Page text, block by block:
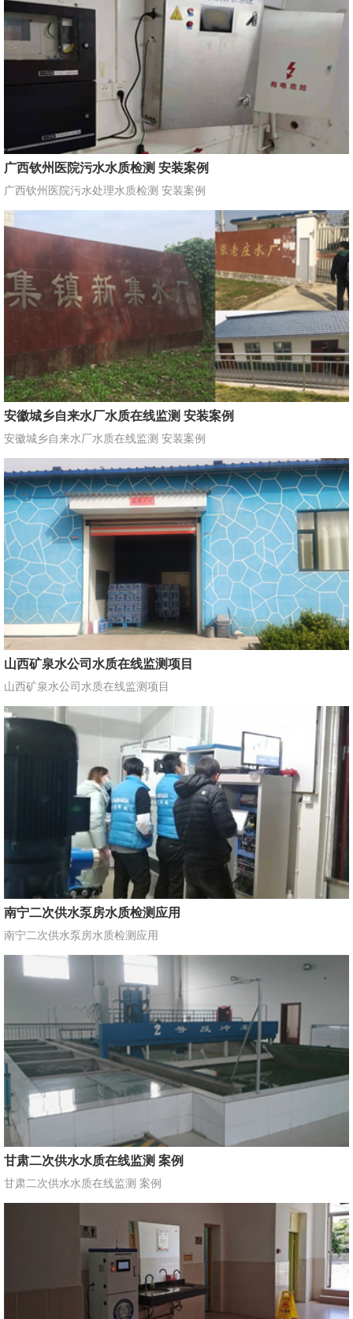
广西钦州医院污水水质检测 安装案例
广西钦州医院污水处理水质检测 安装案例
安徽城乡自来水厂水质在线监测 安装案例
安徽城乡自来水厂水质在线监测 安装案例
山西矿泉水公司水质在线监测项目
山西矿泉水公司水质在线监测项目
南宁二次供水泵房水质检测应用
南宁二次供水泵房水质检测应用
甘肃二次供水水质在线监测 案例
甘肃二次供水水质在线监测 案例